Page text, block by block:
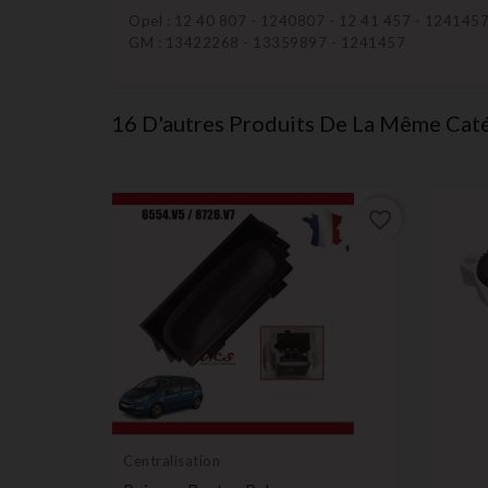
Opel : 12 40 807 - 1240807 - 12 41 457 - 1241457
GM : 13422268 - 13359897 - 1241457
16 D'autres Produits De La Même
Centralisation